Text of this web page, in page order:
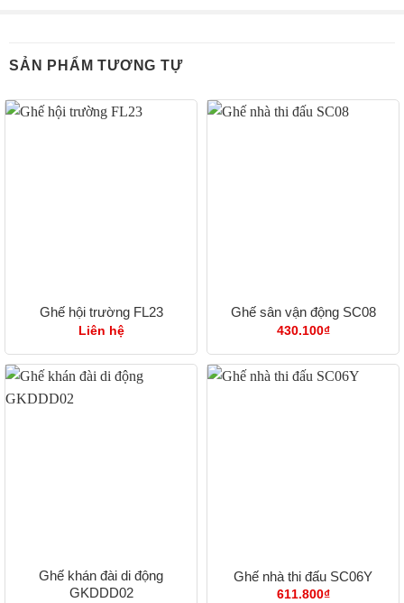
SẢN PHẨM TƯƠNG TỰ
Ghế hội trường FL23
Liên hệ
Ghế sân vận động SC08
430.100₫
Ghế khán đài di động
GKDDD02
Ghế nhà thi đấu SC06Y
611.800₫